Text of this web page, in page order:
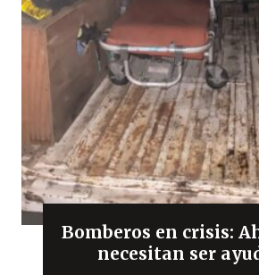
Bomberos en crisis:
necesitan ser